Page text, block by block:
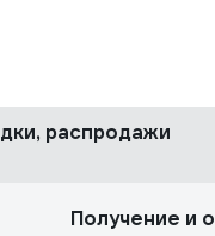
распродажи
Получение и